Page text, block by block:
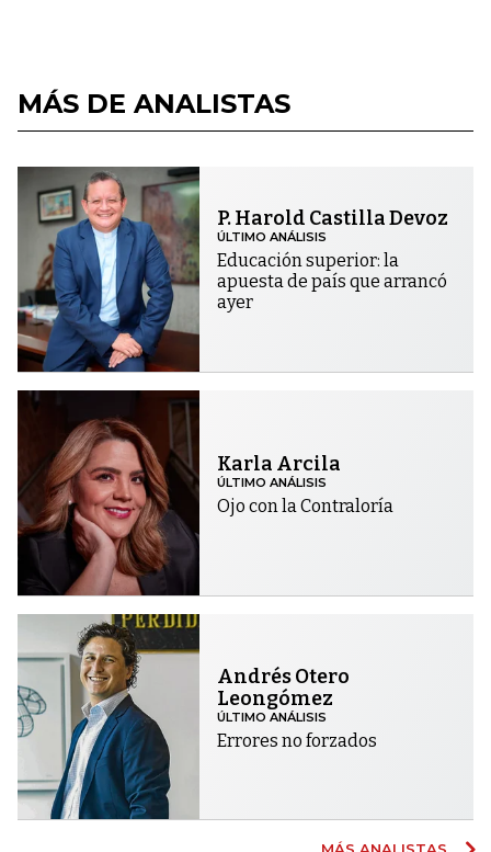
MÁS DE ANALISTAS
P. Harold Castilla Devoz
ÚLTIMO ANÁLISIS
Educación superior: la
apuesta de país que arrancó
ayer
Karla Arcila
ÚLTIMO ANÁLISIS
Ojo con la Contraloría
Andrés Otero
Leongómez
ÚLTIMO ANÁLISIS
Errores no forzados